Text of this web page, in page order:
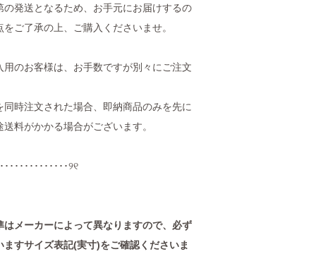
の発送となるため、お手元にお届けするの
ご了承の上、ご購入くださいませ。
用のお客様は、お手数ですが別々にご注文
時注文された場合、即納商品のみを先に
料がかかる場合がございます。
･････････････୨୧
メーカーによって異なりますので、必ず
すサイズ表記(実寸)をご確認くださいま